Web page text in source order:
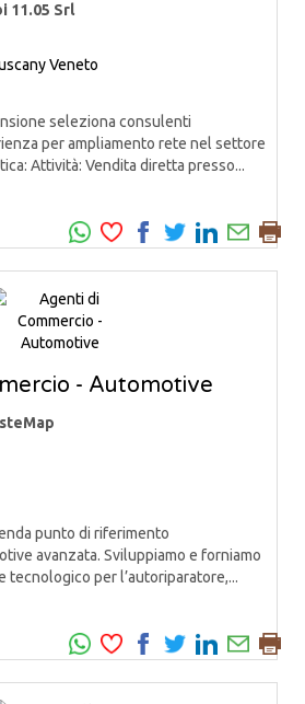
11.05 Srl
Veneto
seleziona consulenti
per ampliamento rete nel settore
Attività: Vendita diretta presso...
- Automotive
punto di riferimento
avanzata. Sviluppiamo e forniamo
tecnologico per l’autoriparatore,...